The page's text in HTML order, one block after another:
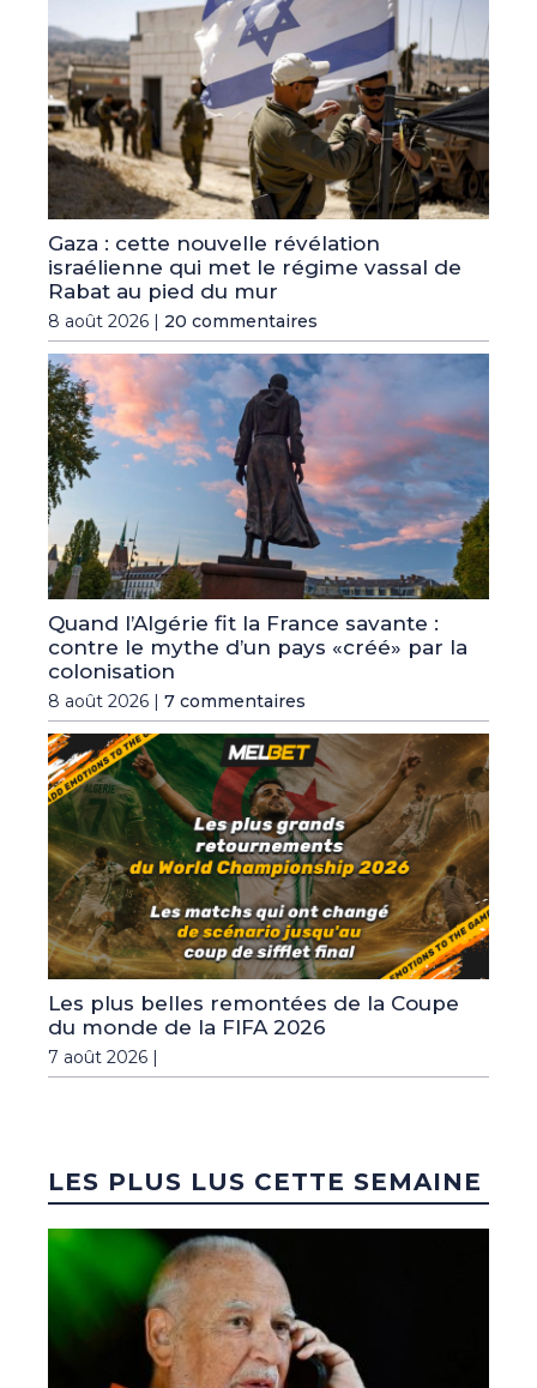
Gaza : cette nouvelle révélation
israélienne qui met le régime vassal de
Rabat au pied du mur
8 août 2026 | 20 commentaires
Quand l’Algérie fit la France savante :
contre le mythe d’un pays «créé» par la
colonisation
8 août 2026 | 7 commentaires
Les plus belles remontées de la Coupe
du monde de la FIFA 2026
7 août 2026 |
LES PLUS LUS CETTE SEMAINE